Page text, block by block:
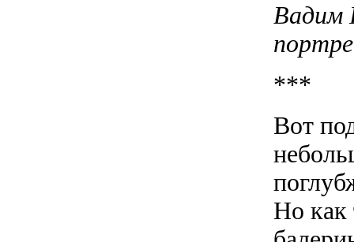
Вадим
***
Вот
Но как